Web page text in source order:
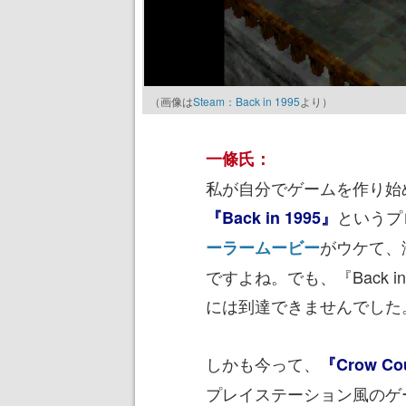
（画像はSteam：Back in 1995より）
一條氏：
私が自分でゲームを作り
『Back in 1995』 という
ーラームービーがウケて
ですよね。でも、『Back
には到達できませんでした
しかも今って、
『Crow
プレイステーション風の